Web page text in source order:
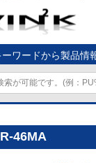
ーワードから製品情
46MA